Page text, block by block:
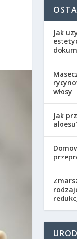
Jak
włosy
Jak